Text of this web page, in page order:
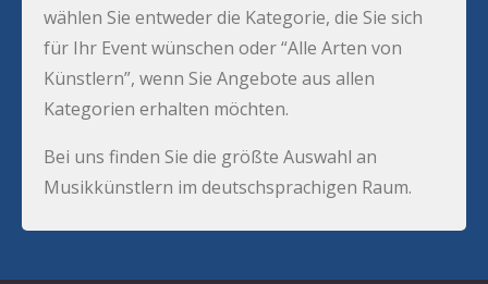
wählen Sie entweder die Kategorie, die Sie sich
für Ihr Event wünschen oder “Alle Arten von
Künstlern”, wenn Sie Angebote aus allen
Kategorien erhalten möchten.
Bei uns finden Sie die größte Auswahl an
Musikkünstlern im deutschsprachigen Raum.